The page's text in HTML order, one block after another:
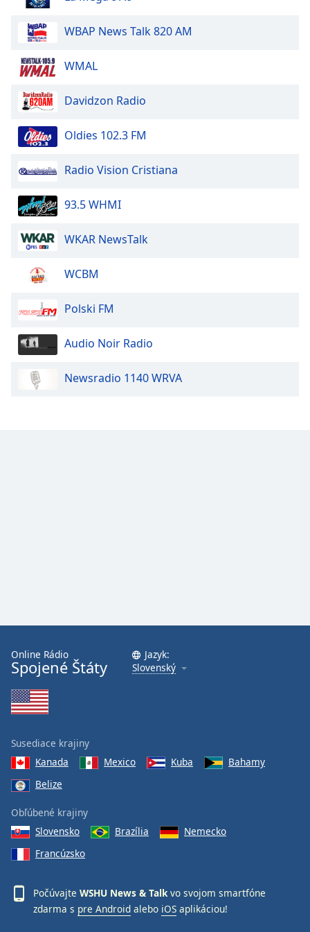
dialog
window.
cancel
close
window.
Text
Opacity
Background
Opacity
Caption
Family
Reset
Done
Dialog
End
dialog
WBAP News Talk 820 AM
WMAL
Davidzon Radio
Oldies 102.3 FM
Radio Vision Cristiana
93.5 WHMI
WKAR NewsTalk
WCBM
Polski FM
Audio Noir Radio
Newsradio 1140 WRVA
Online Rádio
Spojené Štáty
Jazyk:
Slovenský
Susediace krajiny
Kanada
Mexico Kuba
Bahamy
Belize
Obľúbené krajiny
Slovensko
Brazília
Nemecko
Francúzsko
Počúvajte WSHU News & Talkvo svojom smartfóne
zdarma s pre Android alebo iOS aplikáciou!